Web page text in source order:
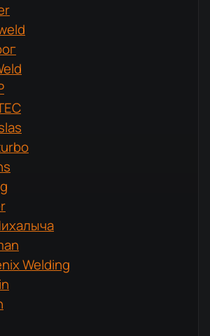
Welding